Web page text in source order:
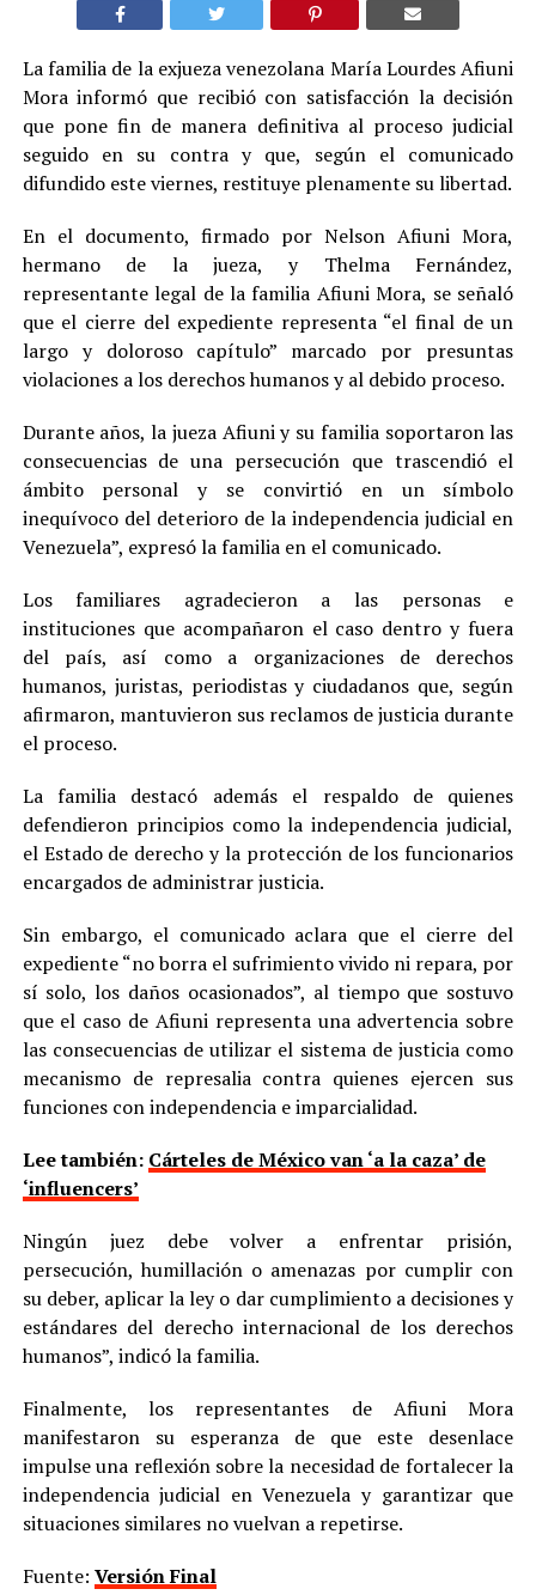
La familia de la exjueza venezolana María Lourdes Afiuni
Mora informó que recibió con satisfacción la decisión
que pone fin de manera definitiva al proceso judicial
seguido en su contra y que, según el comunicado
difundido este viernes, restituye plenamente su libertad.
En el documento, firmado por Nelson Afiuni Mora,
hermano de la jueza, y Thelma Fernández,
representante legal de la familia Afiuni Mora, se señaló
que el cierre del expediente representa “el final de un
largo y doloroso capítulo” marcado por presuntas
violaciones a los derechos humanos y al debido proceso.
Durante años, la jueza Afiuni y su familia soportaron las
consecuencias de una persecución que trascendió el
ámbito personal y se convirtió en un símbolo
inequívoco del deterioro de la independencia judicial en
Venezuela”, expresó la familia en el comunicado.
Los familiares agradecieron a las personas e
instituciones que acompañaron el caso dentro y fuera
del país, así como a organizaciones de derechos
humanos, juristas, periodistas y ciudadanos que, según
afirmaron, mantuvieron sus reclamos de justicia durante
el proceso.
La familia destacó además el respaldo de quienes
defendieron principios como la independencia judicial,
el Estado de derecho y la protección de los funcionarios
encargados de administrar justicia.
Sin embargo, el comunicado aclara que el cierre del
expediente “no borra el sufrimiento vivido ni repara, por
sí solo, los daños ocasionados”, al tiempo que sostuvo
que el caso de Afiuni representa una advertencia sobre
las consecuencias de utilizar el sistema de justicia como
mecanismo de represalia contra quienes ejercen sus
funciones con independencia e imparcialidad.
Lee también: Cárteles de México van ‘a la caza’ de
‘influencers’
Ningún juez debe volver a enfrentar prisión,
persecución, humillación o amenazas por cumplir con
su deber, aplicar la ley o dar cumplimiento a decisiones y
estándares del derecho internacional de los derechos
humanos”, indicó la familia.
Finalmente, los representantes de Afiuni Mora
manifestaron su esperanza de que este desenlace
impulse una reflexión sobre la necesidad de fortalecer la
independencia judicial en Venezuela y garantizar que
situaciones similares no vuelvan a repetirse.
Fuente: Versión Final